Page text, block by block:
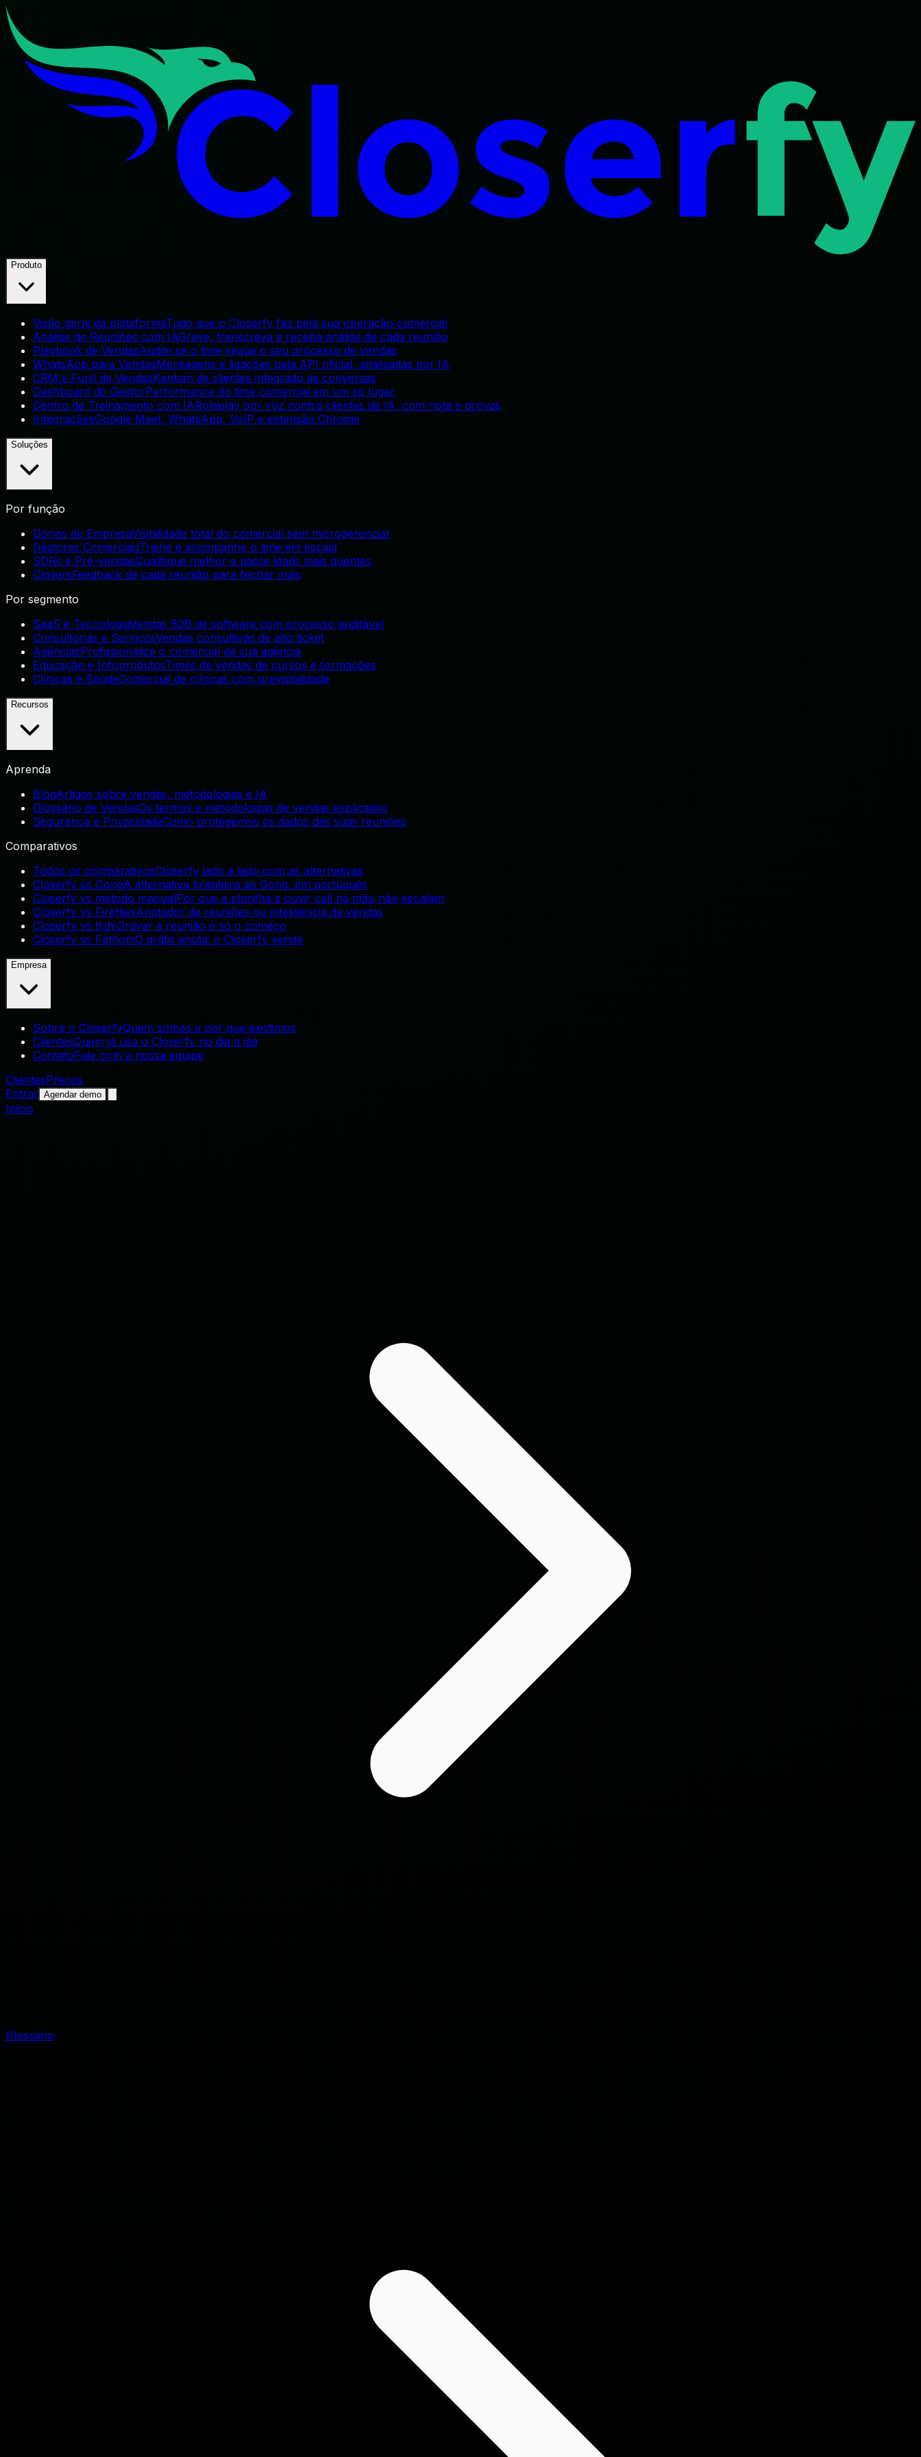
Produto
Visão geral da plataformaTudo que o Closerfy faz pela sua operação comercial
Análise de Reuniões com IAGrave, transcreva e receba análise de cada reunião
Playbook de VendasAudite se o time segue o seu processo de vendas
WhatsApp para VendasMensagens e ligações pela API oficial, analisadas por IA
CRM e Funil de VendasKanban de clientes integrado às conversas
Dashboard do GestorPerformance do time comercial em um só lugar
Centro de Treinamento com IARoleplay por voz contra clientes de IA, com nota e provas
IntegraçõesGoogle Meet, WhatsApp, VoIP e extensão Chrome
Soluções
Por função
Donos de EmpresaVisibilidade total do comercial sem microgerenciar
Gestores ComerciaisTreine e acompanhe o time em escala
SDRs e Pré-vendasQualifique melhor e passe leads mais quentes
ClosersFeedback de cada reunião para fechar mais
Por segmento
SaaS e TecnologiaVendas B2B de software com processo auditável
Consultorias e ServiçosVendas consultivas de alto ticket
AgênciasProfissionalize o comercial da sua agência
Educação e InfoprodutosTimes de vendas de cursos e formações
Clínicas e SaúdeComercial de clínicas com previsibilidade
Recursos
Aprenda
BlogArtigos sobre vendas, metodologias e IA
Glossário de VendasOs termos e metodologias de vendas explicados
Segurança e PrivacidadeComo protegemos os dados das suas reuniões
Comparativos
Todos os comparativosCloserfy lado a lado com as alternativas
Closerfy vs GongA alternativa brasileira ao Gong, em português
Closerfy vs método manualPor que a planilha e ouvir call na mão não escalam
Closerfy vs FirefliesAnotador de reuniões ou inteligência de vendas
Closerfy vs tl;dvGravar a reunião é só o começo
Closerfy vs FathomO grátis anota; o Closerfy vende
Empresa
Sobre o CloserfyQuem somos e por que existimos
ClientesQuem já usa o Closerfy no dia a dia
ContatoFale com a nossa equipe
ClientesPreços
Entrar Agendar demo
Início
Glossário